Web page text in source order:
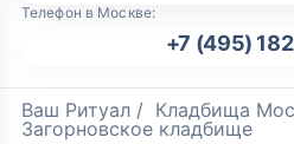
Телефон в Москве:
+7 (495)
Ваш Ритуал / Кладбища
Загорновское кладбище